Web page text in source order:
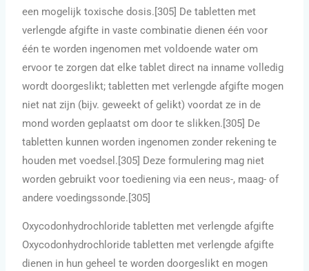
een mogelijk toxische dosis.[305] De tabletten met
verlengde afgifte in vaste combinatie dienen één voor
één te worden ingenomen met voldoende water om
ervoor te zorgen dat elke tablet direct na inname volledig
wordt doorgeslikt; tabletten met verlengde afgifte mogen
niet nat zijn (bijv. geweekt of gelikt) voordat ze in de
mond worden geplaatst om door te slikken.[305] De
tabletten kunnen worden ingenomen zonder rekening te
houden met voedsel.[305] Deze formulering mag niet
worden gebruikt voor toediening via een neus-, maag- of
andere voedingssonde.[305]
Oxycodonhydrochloride tabletten met verlengde afgifte
Oxycodonhydrochloride tabletten met verlengde afgifte
dienen in hun geheel te worden doorgeslikt en mogen